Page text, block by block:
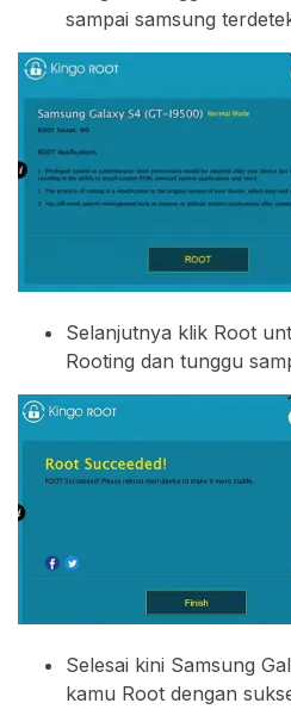
sampai samsung
Selanjutnya klik Root
Rooting dan tunggu
Selesai kini Samsung
kamu Root dengan